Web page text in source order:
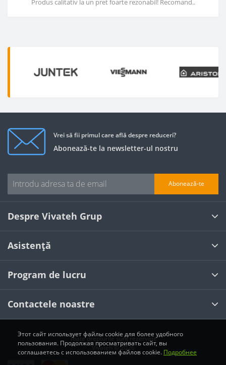
Produs calitativ la un pret foarte rezonabil! Recomand..
Vrei să fii primul care află despre reduceri?
Abonează-te la newsletter-ul nostru
Abonează-te
Despre Vivateh Grup
Asistență
Program de lucru
Contactele noastre
Toate drepturile sunt rezervate
Vivateh © 2026
Этот сайт использует файлы cookie для более удобного
пользования. Продолжая просматривать сайт, вы
соглашаетесь с использованием файлов cookie. Подробнее